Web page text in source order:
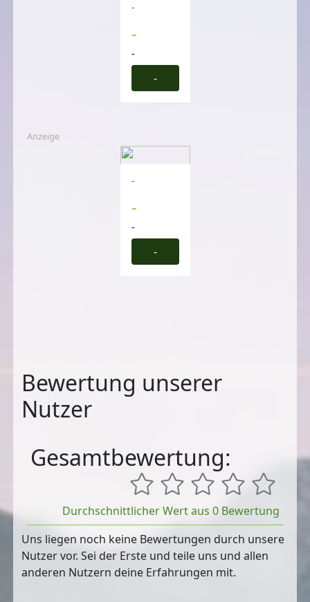
-
-
-
-
Anzeige
-
-
-
-
Bewertung unserer
Nutzer
Gesamtbewertung:
Durchschnittlicher Wert aus 0 Bewertung
Uns liegen noch keine Bewertungen durch unsere
Nutzer vor. Sei der Erste und teile uns und allen
anderen Nutzern deine Erfahrungen mit.